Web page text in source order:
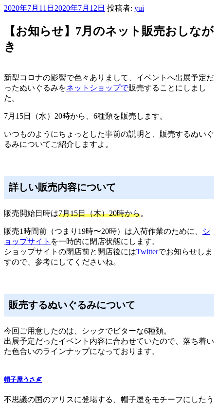
投
日:
2020年7月11日 2020年7月12日 投稿者: yui
【お知らせ】7月のネット販売おしなが
き
新型コロナの影響で色々ありまして、イベントへ出展予定だ
ったぬいぐるみをネットショップで販売することにしまし
た。
7月15日（水）20時から、6種類を販売します。
いつものようにちょっとした事前の説明と、販売するぬいぐ
るみについてご紹介しますよ。
詳しい販売内容について
販売開始日時は7月15日（木）20時から。
販売1時間前（つまり19時〜20時）は入荷作業のために、
シ
ョップサイト を一時的に閉店状態にします。
ショップサイトの閉店前と開店後にはTwitterでお知らせしま
すので、参考にしてくださいね。
販売するぬいぐるみについて
今回ご用意したのは、シックでビターな6種類。
出展予定だったイベント内容に合わせていたので、落ち着い
た色合いのラインナップになっております。
帽子屋うさぎ
不思議の国のアリスに登場する、帽子屋をモチーフにしたう